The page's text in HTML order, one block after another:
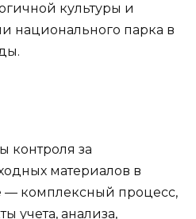
культуры и
национального парка в
контроля за
материалов в
— комплексный процесс,
учета, анализа,